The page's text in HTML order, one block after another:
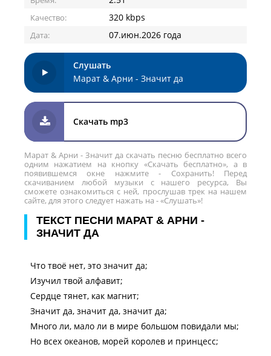
Качество: 320 kbps
Дата: 07.июн.2026 года
Слушать
Марат & Арни - Значит да
Скачать mp3
Марат & Арни - Значит да скачать песню бесплатно всего
одним нажатием на кнопку «Скачать бесплатно», а в
появившемся окне нажмите - Сохранить! Перед
скачиванием любой музыки с нашего ресурса, Вы
сможете ознакомиться с ней, прослушав трек на нашем
сайте, для этого следует нажать на - «Слушать»!
ТЕКСТ ПЕСНИ МАРАТ & АРНИ -
ЗНАЧИТ ДА
Что твоё нет, это значит да;
Изучил твой алфавит;
Сердце тянет, как магнит;
Значит да, значит да, значит да;
Много ли, мало ли в мире большом повидали мы;
Но всех океанов, морей королев и принцесс;